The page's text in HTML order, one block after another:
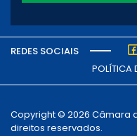
REDES SOCIAIS
POLÍTICA
Copyright © 2026 Câmara
direitos reservados.